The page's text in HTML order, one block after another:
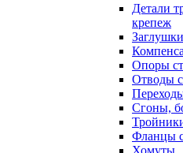
Детали
крепеж
Опоры
Отводы
Сгоны,
Фланцы
Хомуты